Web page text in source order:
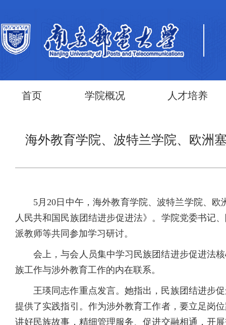
首页 学院概况 人才培养
海外教育学院、波特兰学院、欧洲
5月20日中午，海外教育学院、波特兰学院、
人民共和国民族团结进步促进法》。学院党委书记
派教师等共同参加学习研讨。
会上，与会人员集中学习民族团结进步促进法
族工作与涉外教育工作的内在联系。
王瑛同志作重点发言。她指出，民族团结进步
提供了实践指引。作为涉外教育工作者，要立足岗
讲好民族故事，精细管理服务、促进交融相通，开